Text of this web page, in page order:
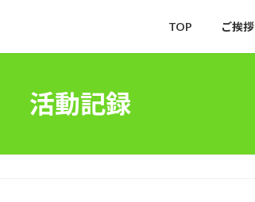
TOP ご挨拶
活動記録